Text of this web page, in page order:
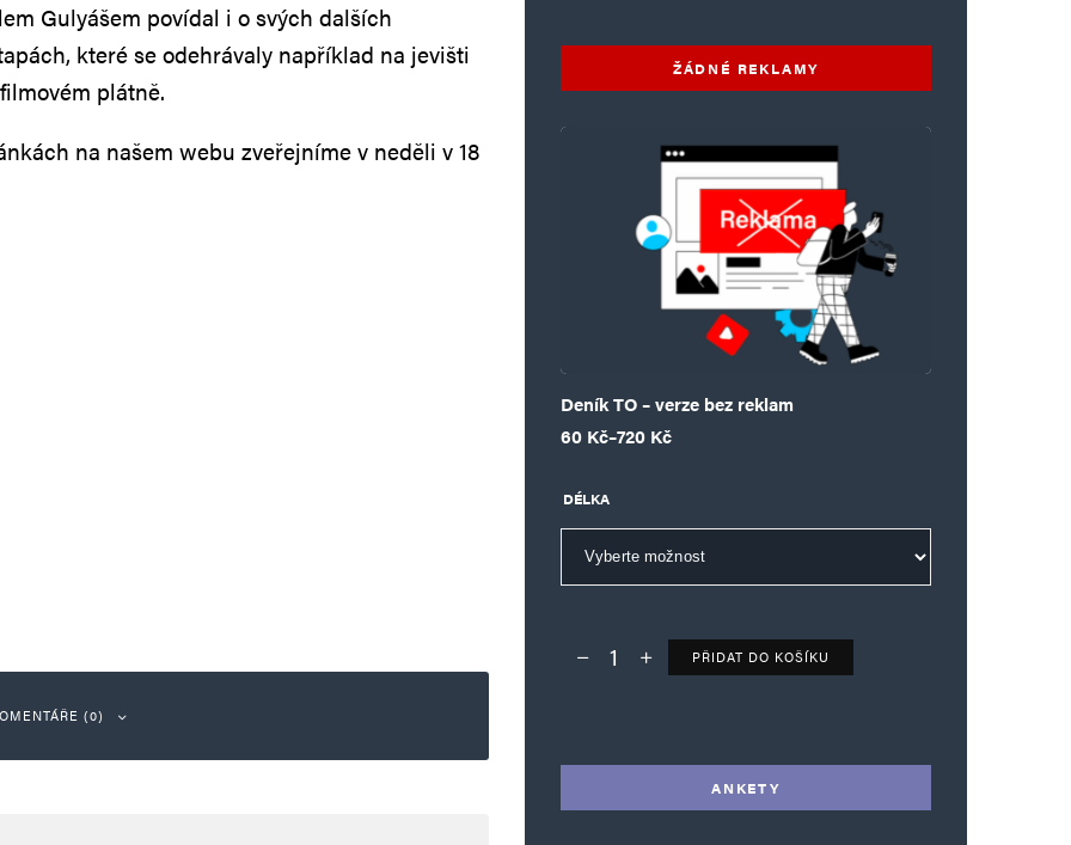
Gulyášem povídal i o svých dalších
které se odehrávaly například na jevišti
plátně.
na našem webu zveřejníme v neděli v 18
(0)
ŽÁDNÉ REKLAMY
Deník TO – verze bez reklam
60 Kč–720 Kč
Rozpětí cen: 60 Kč až 720 Kč
DÉLKA
Deník TO – verze bez reklam množství
PŘIDAT DO KOŠÍKU
ANKETY